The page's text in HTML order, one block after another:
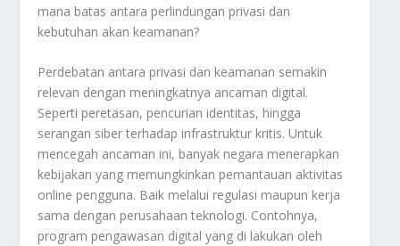
mana batas antara perlindungan privasi dan
kebutuhan akan keamanan?
Perdebatan antara privasi dan keamanan semakin
relevan dengan meningkatnya ancaman digital.
Seperti peretasan, pencurian identitas, hingga
serangan siber terhadap infrastruktur kritis. Untuk
mencegah ancaman ini, banyak negara menerapkan
kebijakan yang memungkinkan pemantauan aktivitas
online pengguna. Baik melalui regulasi maupun kerja
sama dengan perusahaan teknologi. Contohnya,
program pengawasan digital yang di lakukan oleh